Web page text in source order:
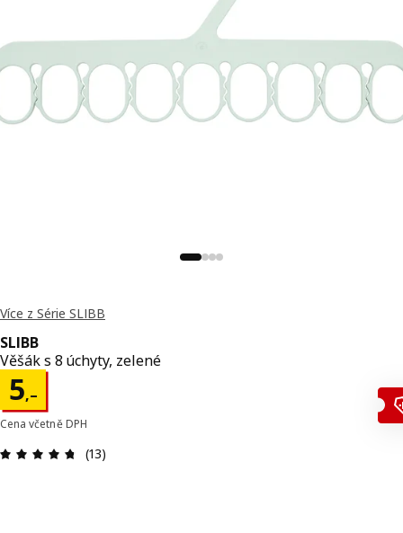
Více z Série SLIBB
SLIBB
Věšák s 8 úchyty, zelené
5,–
Cena 5,–
Cena včetně DPH
(13)